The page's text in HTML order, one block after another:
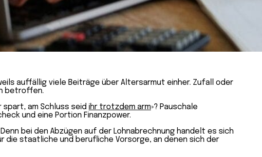
auffällig viele Beiträge über Altersarmut einher. Zufall oder
betroffen.
spart, am Schluss seid ihr trotzdem arm»? Pauschale
und eine Portion Finanzpower.
bei den Abzügen auf der Lohnabrechnung handelt es sich
die staatliche und berufliche Vorsorge, an denen sich der